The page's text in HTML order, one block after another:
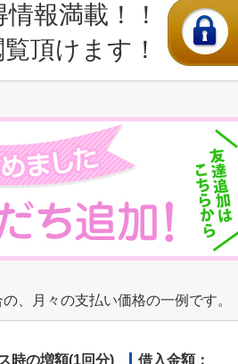
報満載！！
頂けます！
、月々の支払い価格の一例です。
時の増額(1回分) 借入金額：